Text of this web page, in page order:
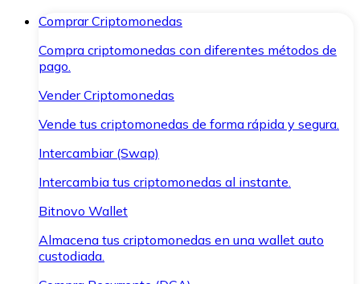
Comprar Criptomonedas
Compra criptomonedas con diferentes métodos de
pago.
Vender Criptomonedas
Vende tus criptomonedas de forma rápida y segura.
Intercambiar (Swap)
Intercambia tus criptomonedas al instante.
Bitnovo Wallet
Almacena tus criptomonedas en una wallet auto
custodiada.